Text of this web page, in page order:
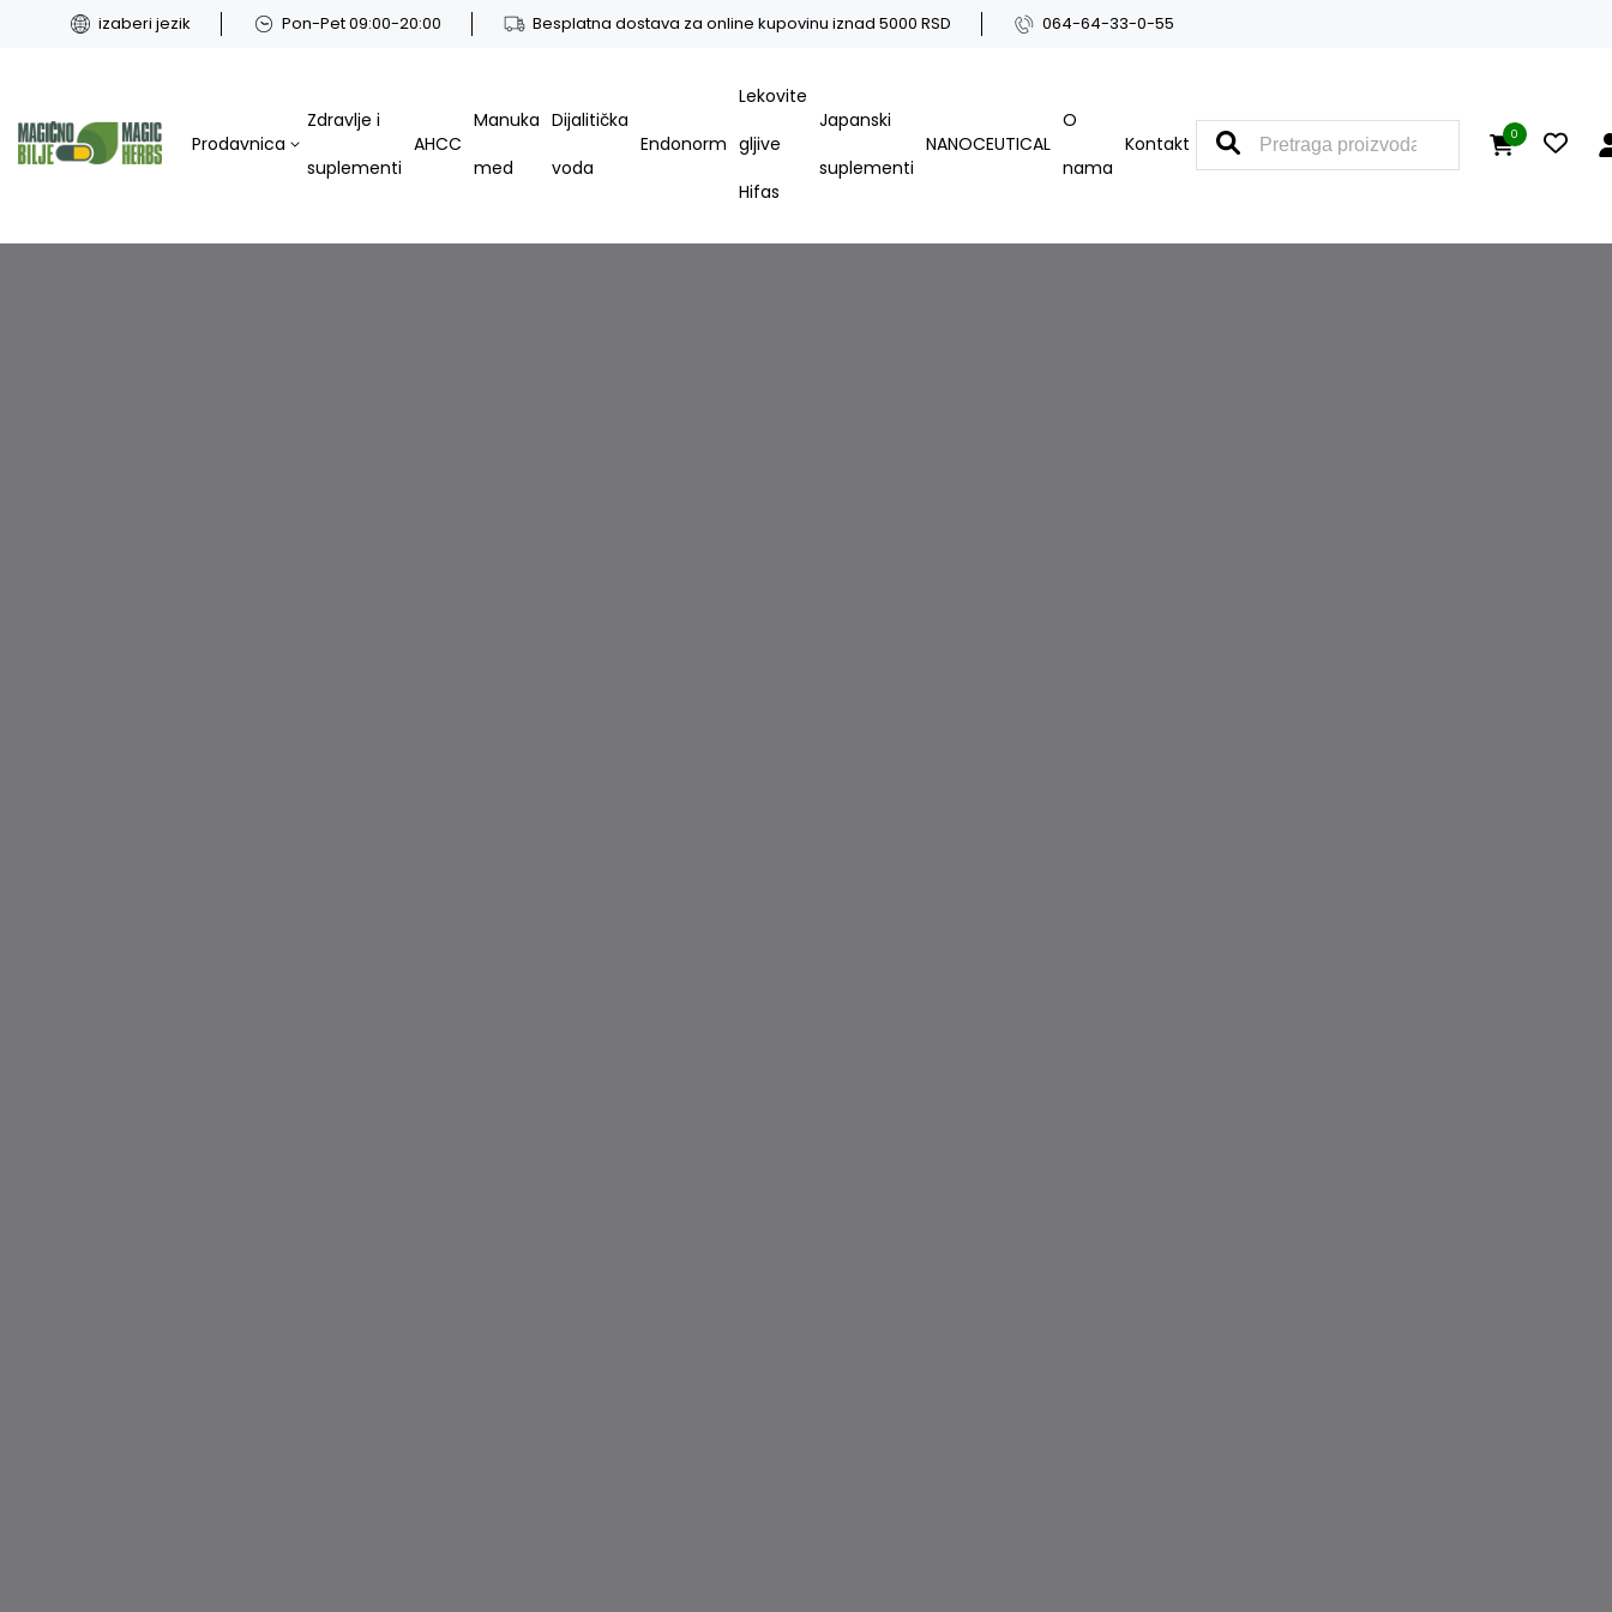
izaberi jezik Pon-Pet 09:00-20:00 Besplatna dostava za online kupovinu iznad 5000 RSD 064-64-33-0-55
0
Prodavnica
Zdravlje i
suplementi
AHCC
Manuka
med
Dijalitička
voda
Endonorm
Lekovite
gljive
Hifas
Japanski
suplementi
NANOCEUTICAL
O
nama
Kontakt